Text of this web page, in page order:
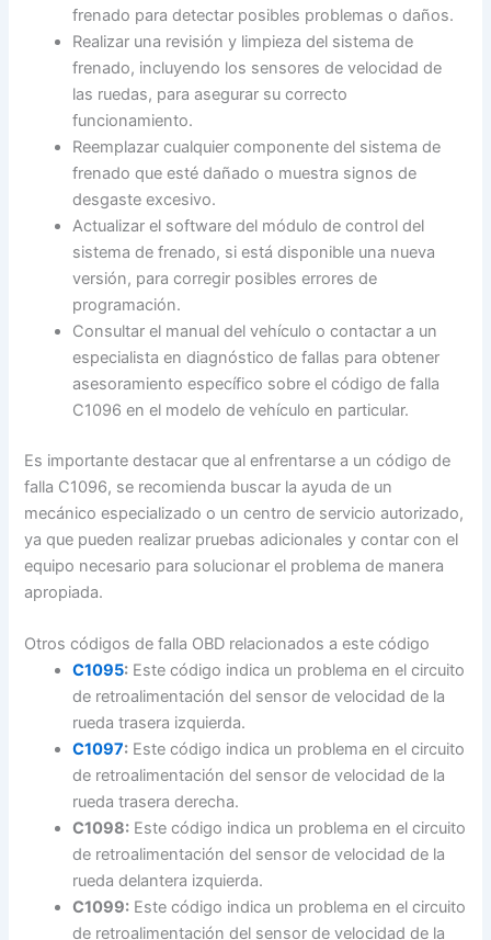
frenado para detectar posibles problemas o daños.
Realizar una revisión y limpieza del sistema de
frenado, incluyendo los sensores de velocidad de
las ruedas, para asegurar su correcto
funcionamiento.
Reemplazar cualquier componente del sistema de
frenado que esté dañado o muestra signos de
desgaste excesivo.
Actualizar el software del módulo de control del
sistema de frenado, si está disponible una nueva
versión, para corregir posibles errores de
programación.
Consultar el manual del vehículo o contactar a un
especialista en diagnóstico de fallas para obtener
asesoramiento específico sobre el código de falla
C1096 en el modelo de vehículo en particular.
Es importante destacar que al enfrentarse a un código de
falla C1096, se recomienda buscar la ayuda de un
mecánico especializado o un centro de servicio autorizado,
ya que pueden realizar pruebas adicionales y contar con el
equipo necesario para solucionar el problema de manera
apropiada.
Otros códigos de falla OBD relacionados a este código
C1095: Este código indica un problema en el circuito
de retroalimentación del sensor de velocidad de la
rueda trasera izquierda.
C1097: Este código indica un problema en el circuito
de retroalimentación del sensor de velocidad de la
rueda trasera derecha.
C1098: Este código indica un problema en el circuito
de retroalimentación del sensor de velocidad de la
rueda delantera izquierda.
C1099: Este código indica un problema en el circuito
de retroalimentación del sensor de velocidad de la